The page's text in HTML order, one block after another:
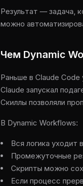
Результат — задача,
можно
Чем Dynamic
Раньше в Claude
Claude запускал
Скиллы позволяли
В Dynamic Workflows:
Вся логика уходит
Промежуточные
Скрипты можно
Если процесс